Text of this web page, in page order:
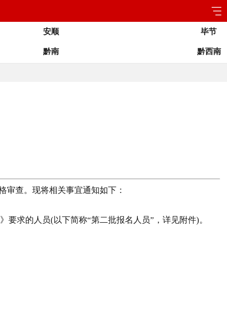
安顺 毕节
黔南 黔西南
审查。现将相关事宜通知如下：
求的人员(以下简称“第二批报名人员”，详见附件)。